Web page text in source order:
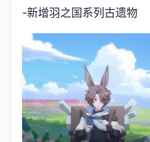
-新增羽之国系列古遗物